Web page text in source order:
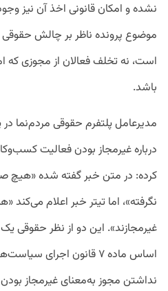
نشده و امکان قانونی اخذ آن نیز
موضوع پرونده ناظر بر چالش
است، نه تخلف فعالان از مجوزی که
باشد.
مدیرعامل پلتفرم حقوقی مردم‌نما
درباره غیرمجاز بودن فعالیت
کرده: در متن خبر گفته شده «هیچ
نگرفته»، اما تیتر خبر اعلام می‌کند
غیرمجازند». این دو از نظر حقوقی یک
نداشتن مجوز به‌معنای غیرمجاز